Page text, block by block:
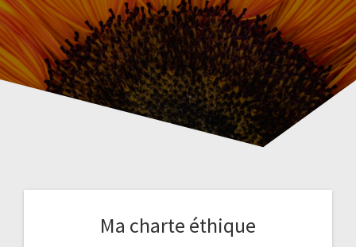
Ma charte éthique